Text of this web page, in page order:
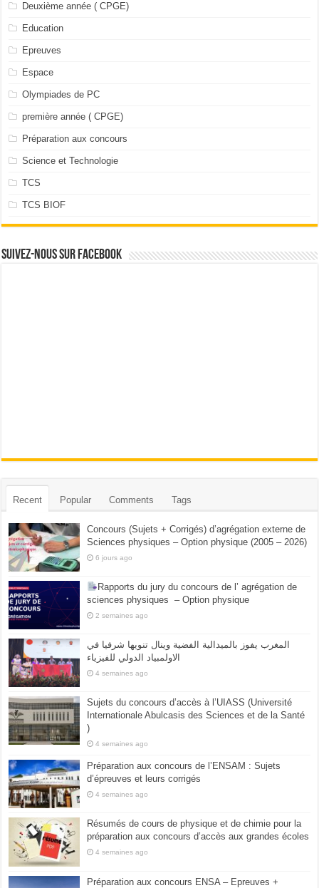
Deuxième année ( CPGE)
Education
Epreuves
Espace
Olympiades de PC
première année ( CPGE)
Préparation aux concours
Science et Technologie
TCS
TCS BIOF
Suivez-nous sur facebook
Recent Popular Comments Tags
Concours (Sujets + Corrigés) d’agrégation externe de
Sciences physiques – Option physique (2005 – 2026)
6 jours ago
Rapports du jury du concours de l’ agrégation de
sciences physiques – Option physique
2 semaines ago
المغرب يفوز بالميدالية الفضية وينال تنويها شرفيا في
الاولمبياد الدولي للفيزياء
4 semaines ago
Sujets du concours d’accès à l’UIASS (Université
Internationale Abulcasis des Sciences et de la Santé
)
4 semaines ago
Préparation aux concours de l’ENSAM : Sujets
d’épreuves et leurs corrigés
4 semaines ago
Résumés de cours de physique et de chimie pour la
préparation aux concours d’accès aux grandes écoles
4 semaines ago
Préparation aux concours ENSA – Epreuves +